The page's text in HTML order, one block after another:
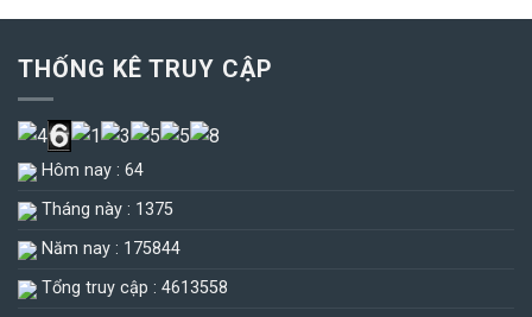
THỐNG KÊ TRUY CẬP
Hôm nay : 64
Tháng này : 1375
Năm nay : 175844
Tổng truy cập : 4613558